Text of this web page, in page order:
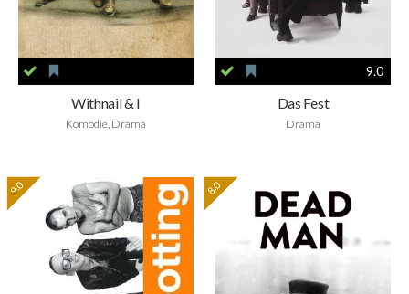
Withnail & I
Komödie, Drama
9.0
Das Fest
Drama
9.0 8.0